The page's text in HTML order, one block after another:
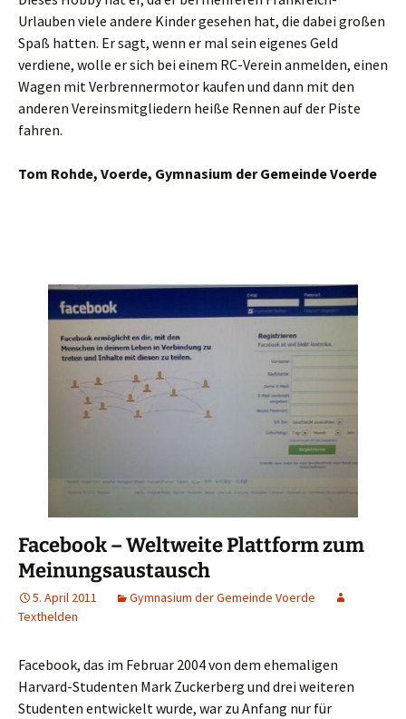
Urlauben viele andere Kinder gesehen hat, die dabei großen
Spaß hatten. Er sagt, wenn er mal sein eigenes Geld
verdiene, wolle er sich bei einem RC-Verein anmelden, einen
Wagen mit Verbrennermotor kaufen und dann mit den
anderen Vereinsmitgliedern heiße Rennen auf der Piste
fahren.
Tom Rohde, Voerde, Gymnasium der Gemeinde Voerde
Facebook – Weltweite Plattform zum
Meinungsaustausch
5. April 2011
Gymnasium der Gemeinde Voerde
Texthelden
Facebook, das im Februar 2004 von dem ehemaligen
Harvard-Studenten Mark Zuckerberg und drei weiteren
Studenten entwickelt wurde, war zu Anfang nur für